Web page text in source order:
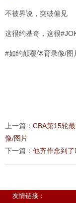
不被界说，突破偏见
这很约基奇，这很
#如约颠覆体育录像/图
上一篇： CBA第15轮
像/图片
下一篇： 他齐作念到
友情链接：